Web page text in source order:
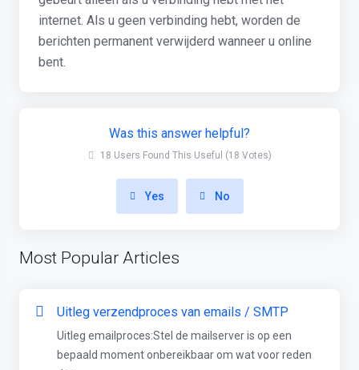
internet. Als u geen verbinding hebt, worden de
berichten permanent verwijderd wanneer u online
bent.
Was this answer helpful?
18 Users Found This Useful (18 Votes)
Yes No
Most Popular Articles
Uitleg verzendproces van emails / SMTP
Uitleg emailproces:Stel de mailserver is op een
bepaald moment onbereikbaar om wat voor reden